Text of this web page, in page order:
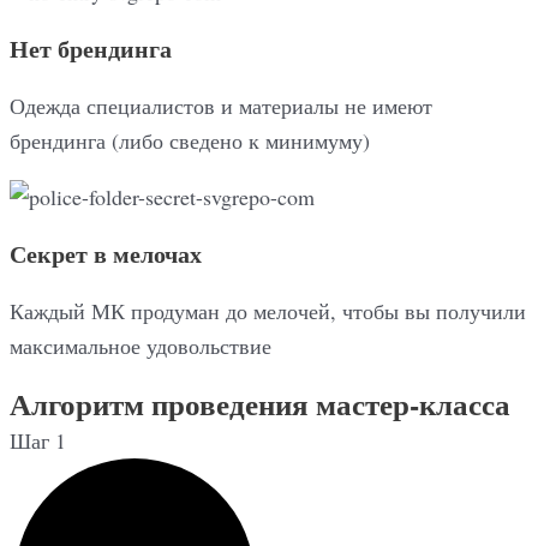
Нет брендинга
Одежда специалистов и материалы не имеют
брендинга (либо сведено к минимуму)
Секрет в мелочах
Каждый МК продуман до мелочей, чтобы вы получили
максимальное удовольствие
Алгоритм проведения мастер-класса
Шаг 1